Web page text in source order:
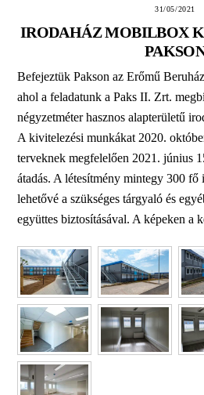
31/05/2021
IRODAHÁZ MOBILBOX
Befejeztük Pakson az Erőmű
ahol a feladatunk a Paks II. Zrt.
négyzetméter hasznos alapterületű
A kivitelezési munkákat 2020.
terveknek megfelelően 2021. június
átadás. A létesítmény mintegy 300 fő
lehetővé a szükséges tárgyaló és
együttes biztosításával. A képeken a